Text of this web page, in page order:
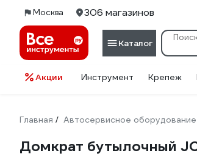
Москва 306 магазинов
Каталог
Акции Инструмент Крепеж
Главная / Автосервисное оборудование
Домкрат бутылочный